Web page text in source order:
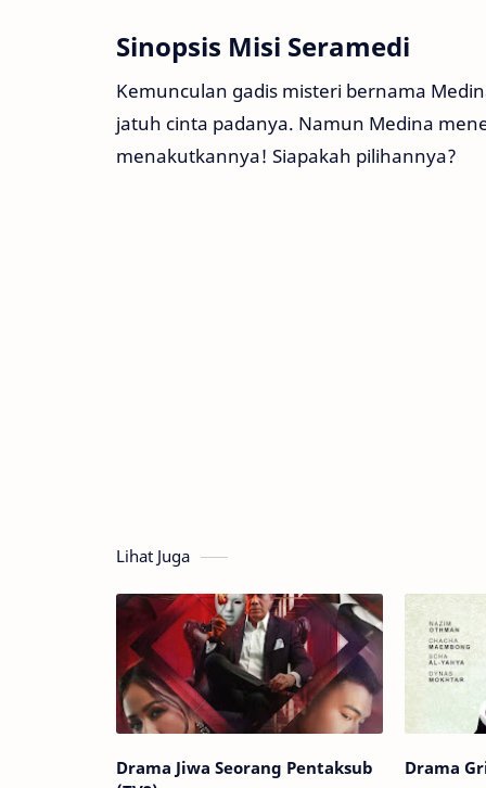
Sinopsis Misi Seramedi
Kemunculan gadis misteri bernama
jatuh cinta padanya. Namun Medina
menakutkannya! Siapakah pilihannya?
Lihat Juga
Drama Jiwa Seorang Pentaksub
Drama